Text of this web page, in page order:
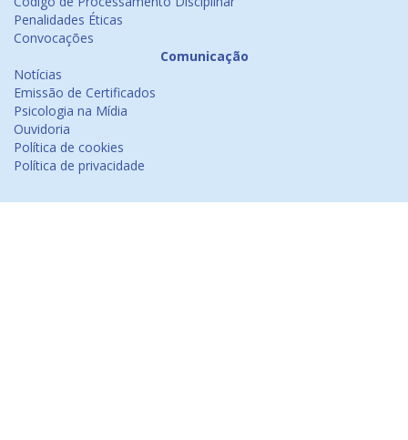
Penalidades Éticas
Convocações
Comunicação
Notícias
Emissão de Certificados
Psicologia na Mídia
Ouvidoria
Política de cookies
Política de privacidade